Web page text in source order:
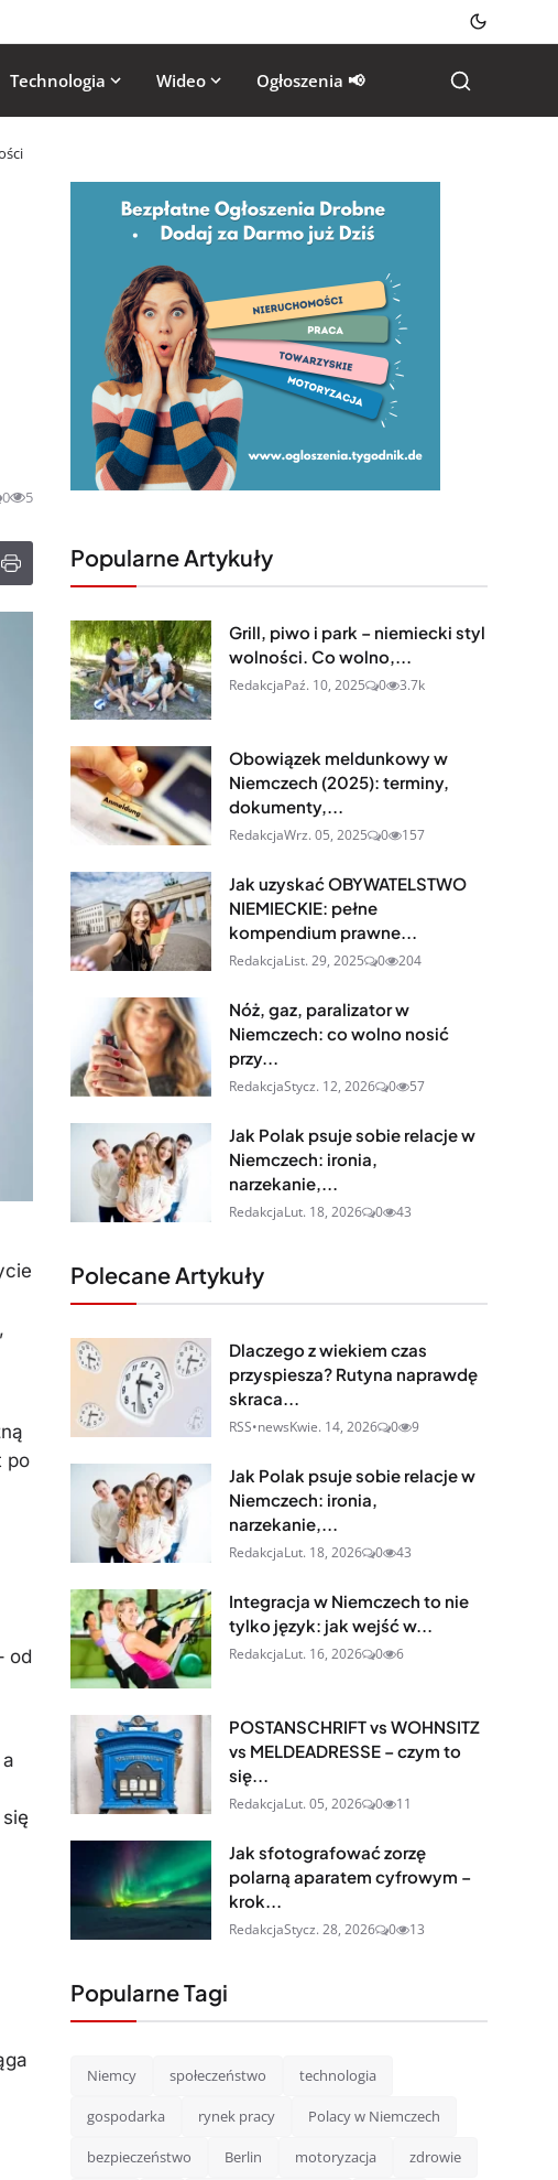
Technologia Wideo Ogłoszenia 📢
0 5
po
od
Popularne Artykuły
Grill, piwo i park – niemiecki styl
wolności. Co wolno,...
RedakcjaPaź. 10, 2025 0 3.7k
Obowiązek meldunkowy w
Niemczech (2025): terminy,
dokumenty,...
RedakcjaWrz. 05, 2025 0 157
Jak uzyskać OBYWATELSTWO
NIEMIECKIE: pełne
kompendium prawne...
RedakcjaList. 29, 2025 0 204
Nóż, gaz, paralizator w
Niemczech: co wolno nosić
przy...
RedakcjaStycz. 12, 2026 0 57
Jak Polak psuje sobie relacje w
Niemczech: ironia,
narzekanie,...
RedakcjaLut. 18, 2026 0 43
Polecane Artykuły
Dlaczego z wiekiem czas
przyspiesza? Rutyna naprawdę
skraca...
RSS•newsKwie. 14, 2026 0 9
Jak Polak psuje sobie relacje w
Niemczech: ironia,
narzekanie,...
RedakcjaLut. 18, 2026 0 43
Integracja w Niemczech to nie
tylko język: jak wejść w...
RedakcjaLut. 16, 2026 0 6
POSTANSCHRIFT vs WOHNSITZ
vs MELDEADRESSE – czym to
się...
RedakcjaLut. 05, 2026 0 11
Jak sfotografować zorzę
polarną aparatem cyfrowym –
krok...
RedakcjaStycz. 28, 2026 0 13
Popularne Tagi
Niemcy społeczeństwo technologia
gospodarka rynek pracy Polacy w Niemczech
bezpieczeństwo Berlin motoryzacja zdrowie